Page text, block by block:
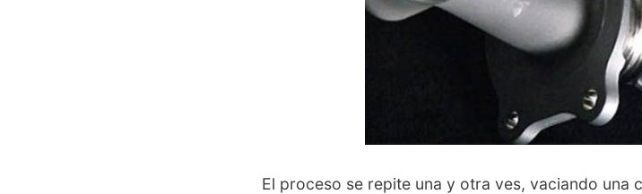
El proceso se repite una y otra ves, vaciando una